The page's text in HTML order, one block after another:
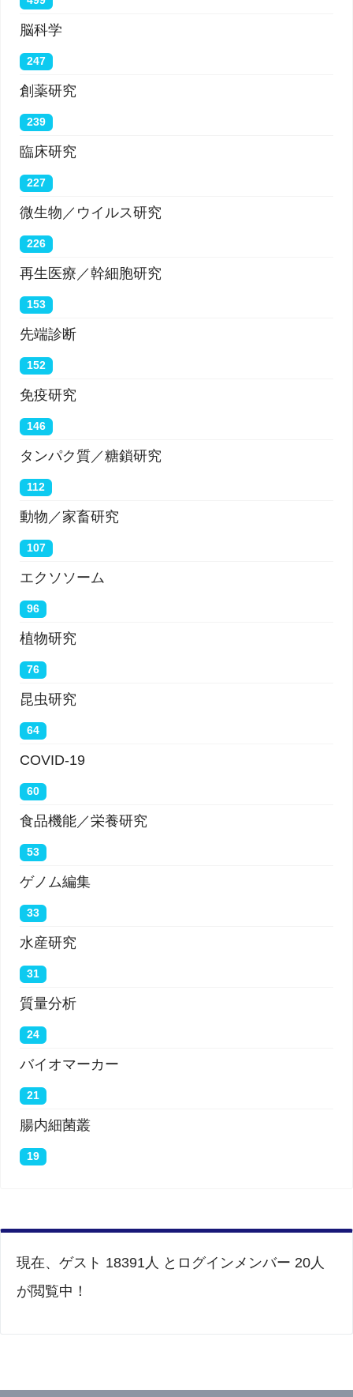
脳科学
247
創薬研究
239
臨床研究
227
微生物／ウイルス研究
226
再生医療／幹細胞研究
153
先端診断
152
免疫研究
146
タンパク質／糖鎖研究
112
動物／家畜研究
107
エクソソーム
96
植物研究
76
昆虫研究
64
COVID-19
60
食品機能／栄養研究
53
ゲノム編集
33
水産研究
31
質量分析
24
バイオマーカー
21
腸内細菌叢
19
現在、ゲスト 18391人 とログインメンバー 20人
が閲覧中！